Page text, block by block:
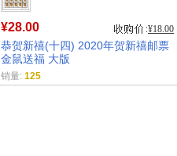
¥28.00 ¥18.00
恭贺新禧(十四) 2020年贺新禧邮票
金鼠送福 大版
销量: 125